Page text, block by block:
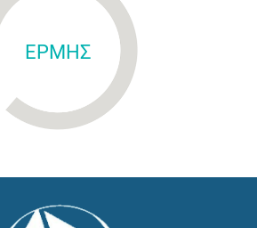
ΕΡΜΗΣ